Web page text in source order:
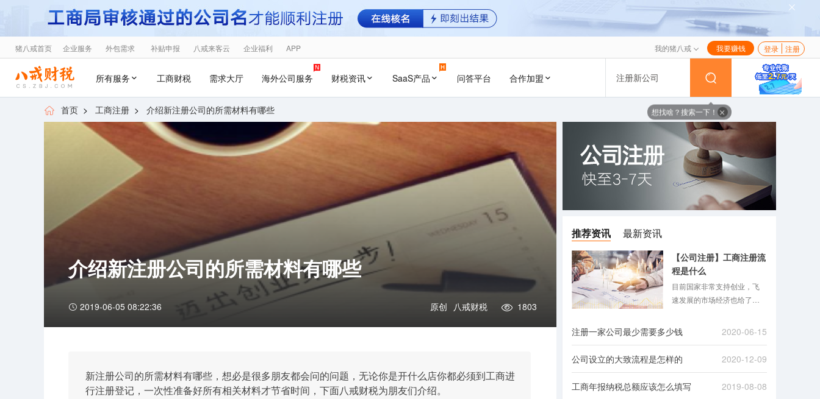
猪八戒首页 企业服务 外包需求 补贴申报 八戒来客云 企业福利 APP 我的猪八戒 我要赚钱 登录 注册
所有服务 工商财税 需求大厅 海外公司服务 财税资讯 SaaS产品 问答平台 合作加盟 注册新公司
想找啥？搜索一下！
首页 > 工商注册 > 介绍新注册公司的所需材料有哪些
介绍新注册公司的所需材料有哪些
2019-06-05 08:22:36 原创 八戒财税 1803
新注册公司的所需材料有哪些，想必是很多朋友都会问的问题，无论你是开什么店你都必须到工商进
行注册登记，一次性准备好所有相关材料才节省时间，下面八戒财税为朋友们介绍。
推荐资讯 最新资讯
【公司注册】工商注册流
程是什么
目前国家非常支持创业，飞
速发展的市场经济也给了很
的现象自然也屡见不鲜。但
注册公司是一个比较麻烦的
构，准备很多资料，下面八
公司的具体流程！
注册一家公司最少需要多少钱 2020-06-15
公司设立的大致流程是怎样的 2020-12-09
工商年报纳税总额应该怎么填写 2019-08-08